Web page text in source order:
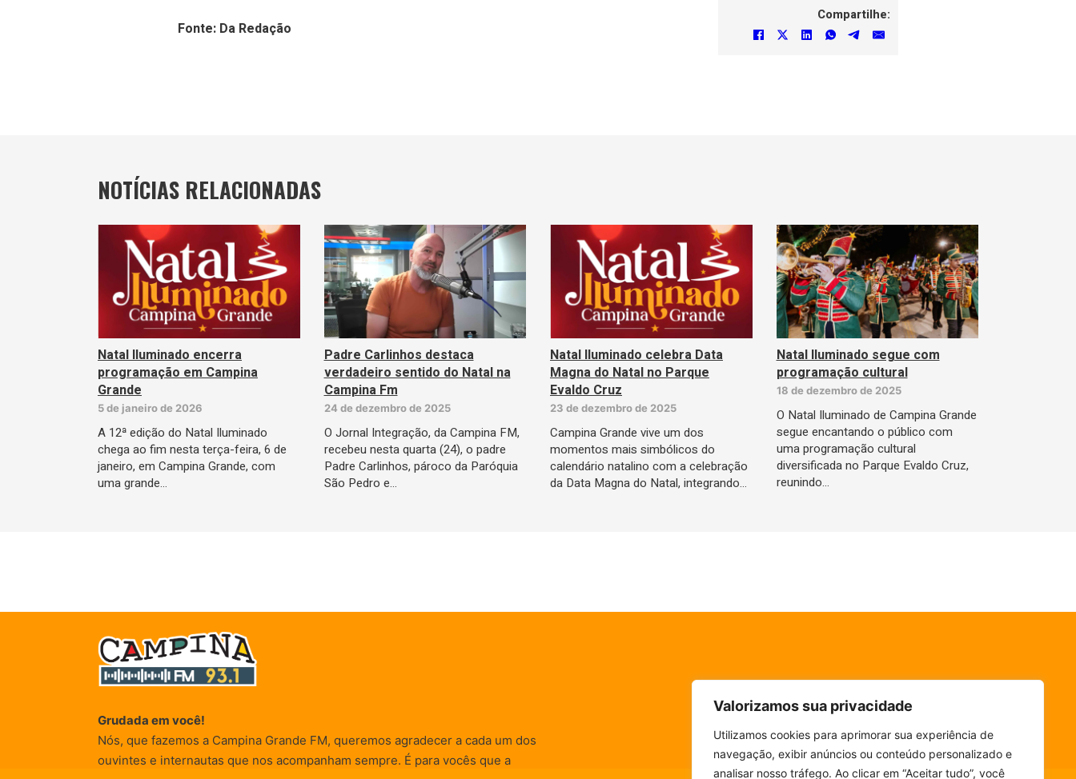
Valorizamos sua privacidade
Utilizamos cookies para aprimorar sua experiência de
navegação, exibir anúncios ou conteúdo personalizado e
analisar nosso tráfego. Ao clicar em “Aceitar tudo”, você
Fonte: Da Redação
Compartilhe:
NOTÍCIAS RELACIONADAS
Natal Iluminado encerra
programação em Campina
Grande
5 de janeiro de 2026
A 12ª edição do Natal Iluminado
chega ao fim nesta terça-feira, 6 de
janeiro, em Campina Grande, com
uma grande…
Padre Carlinhos destaca
verdadeiro sentido do Natal na
Campina Fm
24 de dezembro de 2025
O Jornal Integração, da Campina FM,
recebeu nesta quarta (24), o padre
Padre Carlinhos, pároco da Paróquia
São Pedro e…
Natal Iluminado celebra Data
Magna do Natal no Parque
Evaldo Cruz
23 de dezembro de 2025
Campina Grande vive um dos
momentos mais simbólicos do
calendário natalino com a celebração
da Data Magna do Natal, integrando…
Natal Iluminado segue com
programação cultural
18 de dezembro de 2025
O Natal Iluminado de Campina Grande
segue encantando o público com
uma programação cultural
diversificada no Parque Evaldo Cruz,
reunindo…
Grudada em você!
Nós, que fazemos a Campina Grande FM, queremos agradecer a cada um dos
ouvintes e internautas que nos acompanham sempre. É para vocês que a